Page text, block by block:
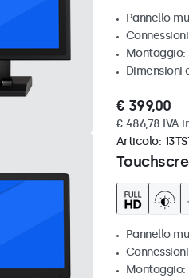
Pannello
Montaggio:
Dimensioni
€ 399,00
€ 486,78 IVA
Articolo:
Pannello